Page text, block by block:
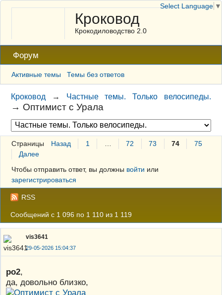
Кроковод
Крокодиловодство 2.0
Форум
Активные темы Темы без ответов
Кроковод → Частные темы. Только велосипеды.
→ Оптимист с Урала
Страницы Назад 1 72 73 74
75
Далее
Чтобы отправить ответ, вы должны войти или
зарегистрироваться
RSS
Сообщений с 1 096 по 1 110 из 1 119
vis3641
29-05-2026 15:04:37
po2,
да, довольно близко,
Select Language ▼